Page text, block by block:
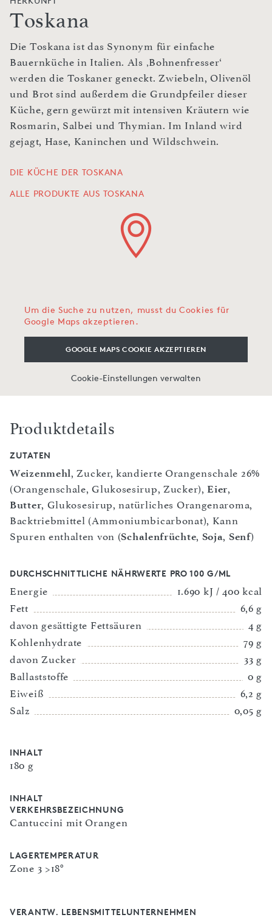
Toskana
Die Toskana ist das Synonym für einfache
Bauernküche in Italien. Als ‚Bohnenfresser‘
werden die Toskaner geneckt. Zwiebeln, Olivenöl
und Brot sind außerdem die Grundpfeiler dieser
Küche, gern gewürzt mit intensiven Kräutern wie
Rosmarin, Salbei und Thymian. Im Inland wird
gejagt, Hase, Kaninchen und Wildschwein.
DIE KÜCHE DER TOSKANA
ALLE PRODUKTE AUS TOSKANA
Um die Suche zu nutzen, musst du Cookies für
Google Maps akzeptieren.
GOOGLE MAPS COOKIE AKZEPTIEREN
Cookie-Einstellungen verwalten
Produktdetails
ZUTATEN
Weizenmehl, Zucker, kandierte Orangenschale 26%
(Orangenschale, Glukosesirup, Zucker),Eier,
Butter, Glukosesirup, natürliches Orangenaroma,
Backtriebmittel (Ammoniumbicarbonat), Kann
Spuren enthalten von (Schalenfrüchte, Soja, Senf)
DURCHSCHNITTLICHE NÄHRWERTE PRO 100 G/ML
Energie
1.690 kJ / 400 kcal
Fett
6,6 g
davon gesättigte Fettsäuren
4 g
Kohlenhydrate
79 g
davon Zucker
33 g
Ballaststoffe
0 g
Eiweiß
6,2 g
Salz
0,05 g
INHALT
180 g
INHALT
VERKEHRSBEZEICHNUNG
Cantuccini mit Orangen
LAGERTEMPERATUR
Zone 3 >18°
VERANTW. LEBENSMITTELUNTERNEHMEN